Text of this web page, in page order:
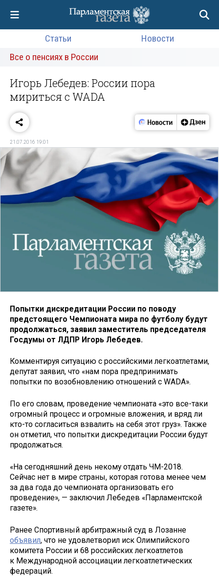
Статьи
Новости
Все о пенсиях в России
Игорь Лебедев: России пора
мириться с WADA
21.07.2016 19:01
Попытки дискредитации России по поводу
предстоящего Чемпионата мира по футболу будут
продолжаться, заявил заместитель председателя
Госдумы от ЛДПР Игорь Лебедев.
Комментируя ситуацию с российскими легкоатлетами,
депутат заявил, что «нам пора предпринимать
попытки по возобновлению отношений с WADA».
По его словам, проведение чемпионата «это все-таки
огромный процесс и огромные вложения, и вряд ли
кто-то согласиться взвалить на себя этот груз». Также
он отметил, что попытки дискредитации России будут
продолжаться.
«На сегодняшний день некому отдать ЧМ-2018.
Сейчас нет в мире страны, которая готова менее чем
за два года до чемпионата организовать его
проведение», — заключил Лебедев «Парламентской
газете».
Ранее Спортивный арбитражный суд в Лозанне
объявил, что не удовлетворил иск Олимпийского
комитета России и 68 российских легкоатлетов
к Международной ассоциации легкоатлетических
федераций.